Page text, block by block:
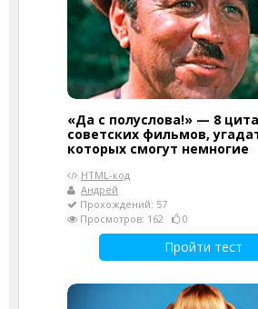
«Да с полуслова!» — 8
советских фильмов,
которых смогут немногие
HTML-код
Андрей
Прохождений: 57
Просмотров: 162
0
Пройти тест